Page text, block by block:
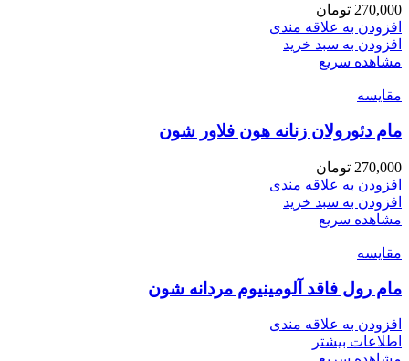
270,000 تومان
افزودن به علاقه مندی
افزودن به سبد خرید
مشاهده سریع
مقایسه
مام دئورولان زنانه هون فلاور شون
270,000 تومان
افزودن به علاقه مندی
افزودن به سبد خرید
مشاهده سریع
مقایسه
مام رول فاقد آلومینیوم مردانه شون
افزودن به علاقه مندی
اطلاعات بیشتر